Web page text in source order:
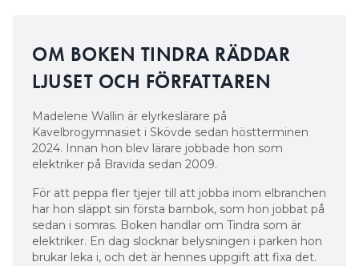
OM BOKEN TINDRA RÄDDAR
LJUSET OCH FÖRFATTAREN
Madelene Wallin är elyrkeslärare på
Kavelbrogymnasiet i Skövde sedan höstterminen
2024. Innan hon blev lärare jobbade hon som
elektriker på Bravida sedan 2009.
För att peppa fler tjejer till att jobba inom elbranchen
har hon släppt sin första barnbok, som hon jobbat på
sedan i somras. Boken handlar om Tindra som är
elektriker. En dag slocknar belysningen i parken hon
brukar leka i, och det är hennes uppgift att fixa det.